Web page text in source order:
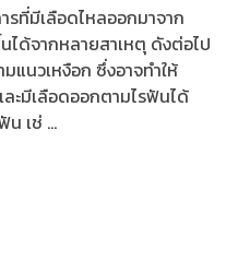
รที่มีเลือดไหลออกมาจาก
ได้จากหลายสาเหตุ ดังต่อไป
แนวเหงือก ซึ่งอาจทำให้
ะมีเลือดออกตามไรฟันได้
เช่ ...